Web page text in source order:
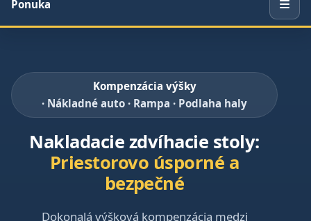
Ponuka
Kompenzácia výšky
· Nákladné auto · Rampa · Podlaha haly
Nakladacie zdvíhacie stoly:
Priestorovo úsporné a
bezpečné
Dokonalá výšková kompenzácia medzi